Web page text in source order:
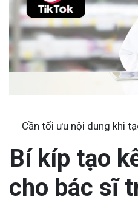
Cần tối ưu nội dung khi
Bí kíp tạo
cho bác sĩ